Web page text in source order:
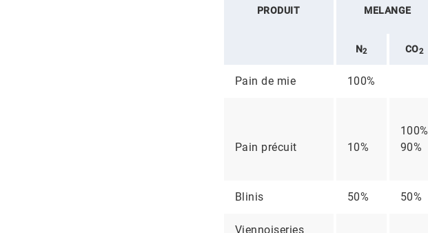
PRODUIT MELANGE
N2 CO2
Pain de mie 100%
Pain précuit 10%
100%
90%
Blinis 50% 50%
Viennoiseries